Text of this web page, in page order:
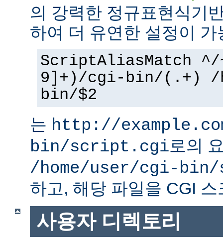
의 강력한 정규표현식기
하여 더 유연한 설정이
ScriptAliasMatch
9]+)/cgi-bin/(.+) /
bin/$2
는 http://
bin/script.cgi로의
/home/user/cgi-
하고, 해당 파일을 CGI
사용자 디렉토리